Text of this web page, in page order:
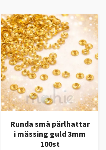
Runda små pärlhattar
i mässing guld 3mm
100st